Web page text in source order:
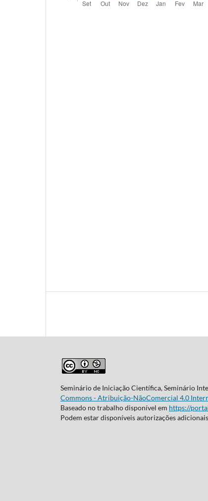
Seminário de Iniciação Científica, Seminário
Commons - Atribuição-NãoComercial 4.0
Baseado no trabalho disponível em https://
Podem estar disponíveis autorizações